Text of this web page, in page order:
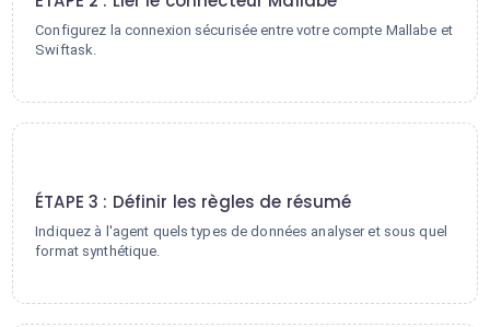
Configurez la connexion sécurisée entre votre compte Mallabe et
Swiftask.
ÉTAPE 3 : Définir les règles de résumé
Indiquez à l'agent quels types de données analyser et sous quel
format synthétique.